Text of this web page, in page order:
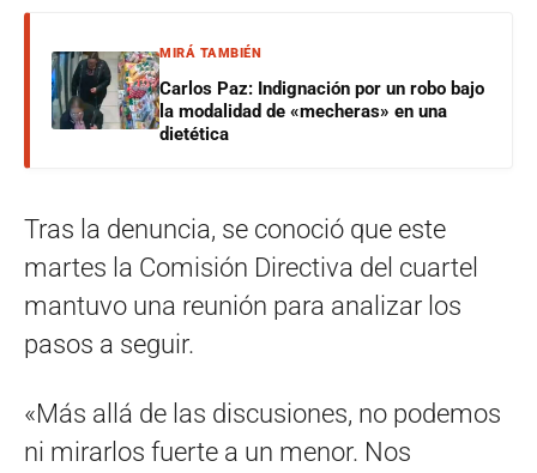
MIRÁ TAMBIÉN
Carlos Paz: Indignación por un robo bajo
la modalidad de «mecheras» en una
dietética
Tras la denuncia, se conoció que este
martes la Comisión Directiva del cuartel
mantuvo una reunión para analizar los
pasos a seguir.
«Más allá de las discusiones, no podemos
ni mirarlos fuerte a un menor. Nos